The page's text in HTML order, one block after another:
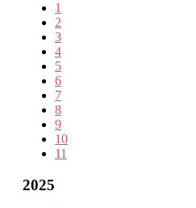
1
2
3
4
5
6
7
8
9
10
11
2025